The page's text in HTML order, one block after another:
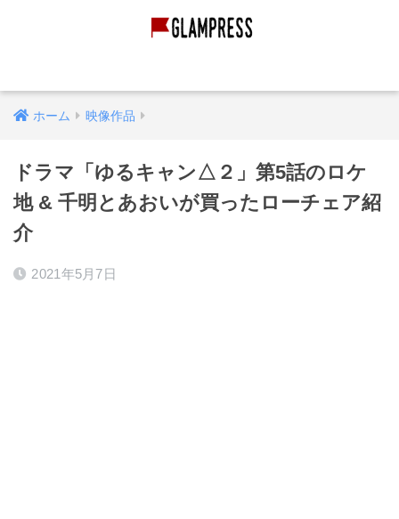
ホーム 映像作品
ドラマ「ゆるキャン△２」第5話のロケ
地 & 千明とあおいが買ったローチェア紹
介
2021年5月7日